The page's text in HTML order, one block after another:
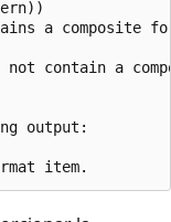
a composite
contain a
output: